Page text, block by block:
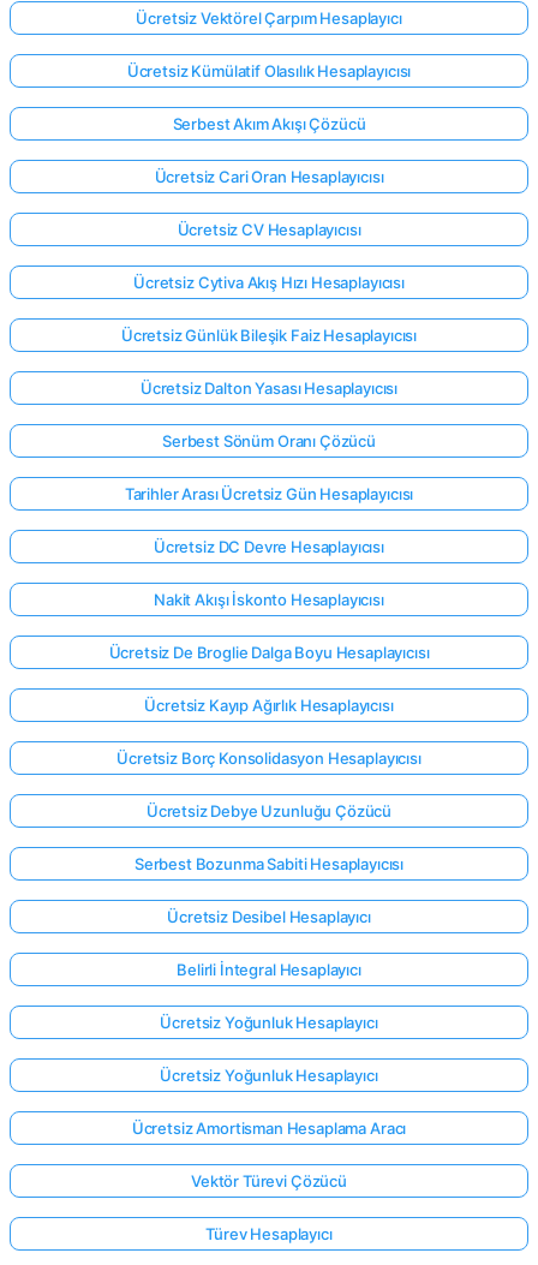
Ücretsiz Vektörel Çarpım Hesaplayıcı
Ücretsiz Kümülatif Olasılık Hesaplayıcısı
Serbest Akım Akışı Çözücü
Ücretsiz Cari Oran Hesaplayıcısı
Ücretsiz CV Hesaplayıcısı
Ücretsiz Cytiva Akış Hızı Hesaplayıcısı
Ücretsiz Günlük Bileşik Faiz Hesaplayıcısı
Ücretsiz Dalton Yasası Hesaplayıcısı
Serbest Sönüm Oranı Çözücü
Tarihler Arası Ücretsiz Gün Hesaplayıcısı
Ücretsiz DC Devre Hesaplayıcısı
Nakit Akışı İskonto Hesaplayıcısı
Ücretsiz De Broglie Dalga Boyu Hesaplayıcısı
Ücretsiz Kayıp Ağırlık Hesaplayıcısı
Ücretsiz Borç Konsolidasyon Hesaplayıcısı
Ücretsiz Debye Uzunluğu Çözücü
Serbest Bozunma Sabiti Hesaplayıcısı
Ücretsiz Desibel Hesaplayıcı
Belirli İntegral Hesaplayıcı
Ücretsiz Yoğunluk Hesaplayıcı
Ücretsiz Yoğunluk Hesaplayıcı
Ücretsiz Amortisman Hesaplama Aracı
Vektör Türevi Çözücü
Türev Hesaplayıcı